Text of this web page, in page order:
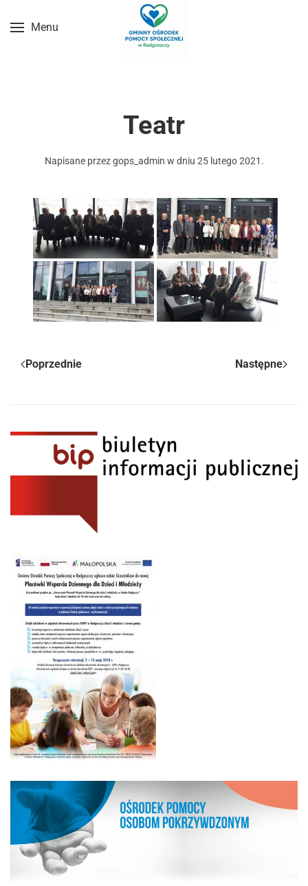
Przejdź do treści głównej
Menu
Teatr
Napisane przezgops_admin w dniu 25 lutego 2021 .
Poprzednie Następne